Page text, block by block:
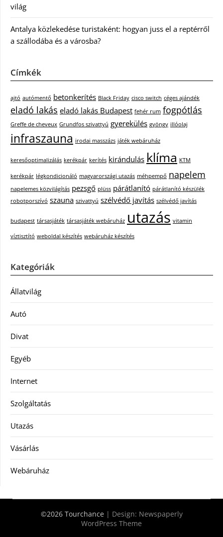
világ
Antalya közlekedése turistaként: hogyan juss el a reptérről
a szállodába és a városba?
Címkék
ajtó autómentő betonkerítés Black Friday cisco switch céges ajándék
eladó lakás eladó lakás Budapest fehér rum fogpótlás
Greffe de cheveux Grundfos szivattyú gyerekülés gyöngy illóolaj
infraszauna irodai masszázs játék webáruház
keresőoptimalizálás kerékpár kerítés kirándulás klíma KTM
kerékpár légkondicionáló magyarországi utazás méhpempő napelem
napelemes közvilágítás pezsgő plüss párátlanító párátlanító készülék
robotporszívó szauna szivattyú szélvédő javítás szélvédő javítás
budapest társasjáték társasjáték webáruház utazás vitamin
víztisztító weboldal készítés webáruház készítés
Kategóriák
Állatvilág
Autó
Divat
Egyéb
Internet
Szolgáltatás
Utazás
Vásárlás
Webáruház
©2026 Tourchance | Design: Newspaperly
WordPress Theme